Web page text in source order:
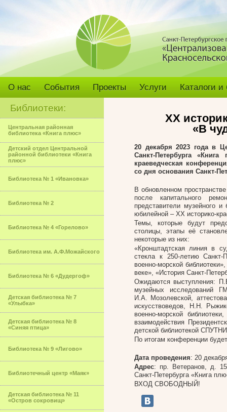
О нас События Проекты Услуги Каталоги
Библиотеки:
Центральная районная
библиотека «Книга плюс»
Детский отдел Центральной
районной библиотеки «Книга
плюс»
Библиотека № 1 «Ивановка»
Библиотека № 2
Библиотека № 4 «Горелово»
Библиотека им. А.Ф.Можайского
Библиотека № 6 «Дудергоф»
Детская библиотека № 7
«Улыбка»
Детская библиотека № 8
«Синяя птица»
Библиотека № 9 «Лигово»
Библиотечный центр «Маяк»
Детская библиотека № 11
«Остров сокровищ»
XX
«В
20 декабря 2023 года в
Санкт-Петербурга
краеведческая
со дня основания Санкт-
В обновленном
после капитального
представители музейного
юбилейной – XX историко-
Темы, которые будут
столицы, этапы её
некоторые из них:
«Кронштадтская линия в
стекла к 250-летию
военно-морской
веке», «История Санкт-
Ожидаются выступления:
музейных исследований
И.А. Мозолевской,
искусствоведов, Н.Н.
военно-морской
взаимодействия
детской библиотекой
По итогам конференции
Дата проведения: 20
Адрес: пр. Ветеранов, д.
Санкт-Петербурга «Книга
ВХОД СВОБОДНЫЙ!